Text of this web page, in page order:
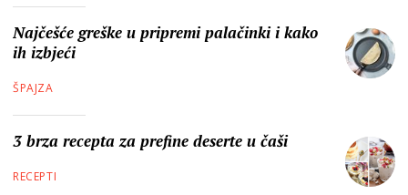
Najčešće greške u pripremi palačinki i kako
ih izbjeći
ŠPAJZA
3 brza recepta za prefine deserte u čaši
RECEPTI